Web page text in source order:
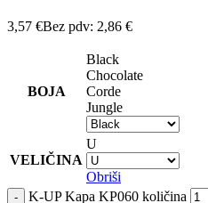
3,57 €Bez pdv: 2,86 €
BOJA
Black
Chocolate
Corde
Jungle
VELIČINA
U
Obriši
K-UP Kapa KP060 količina